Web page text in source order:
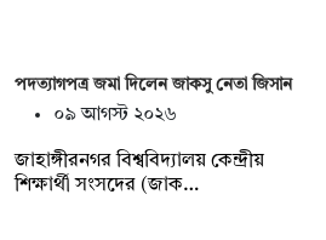
পদত্যাগপত্র জমা দিলেন জাকসু নেতা জিসান
০৯ আগস্ট ২০২৬
জাহাঙ্গীরনগর বিশ্ববিদ্যালয় কেন্দ্রীয়
শিক্ষার্থী সংসদের (জাক…